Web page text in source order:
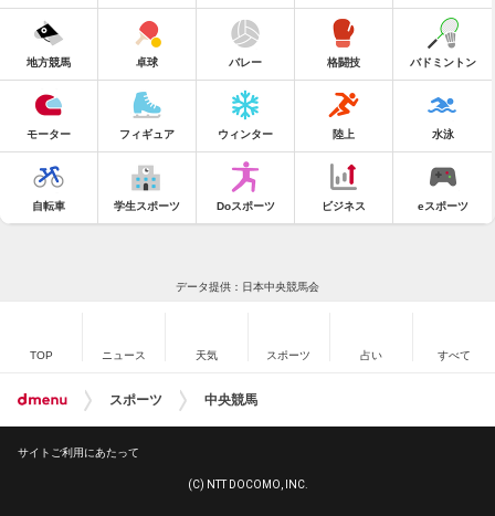
地方競馬 卓球 バレー 格闘技 バドミントン
モーター フィギュア ウィンター 陸上 水泳
自転車 学生スポーツ Doスポーツ ビジネス eスポーツ
データ提供：日本中央競馬会
TOP ニュース 天気 スポーツ 占い すべて
スポーツ 中央競馬
サイトご利用にあたって
(C) NTT DOCOMO, INC.